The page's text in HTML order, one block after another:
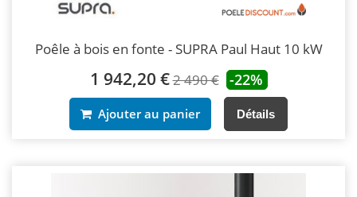
Poêle à bois en fonte - SUPRA Paul Haut 10 kW
1 942,20 €2 490 € -22%
Ajouter au panier Détails